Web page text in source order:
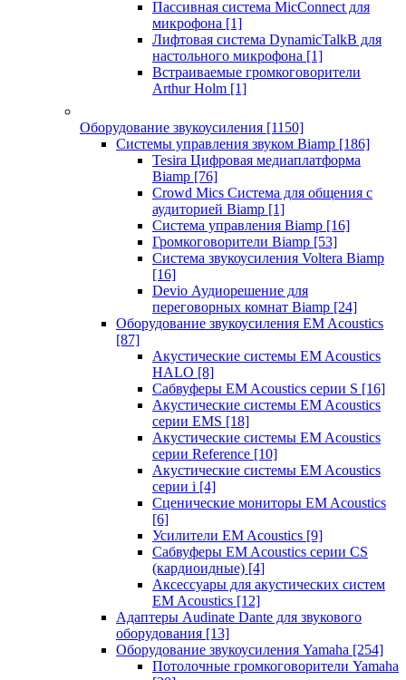
Пассивная система MicConnect для
микрофона [1]
Лифтовая система DynamicTalkB для
настольного микрофона [1]
Встраиваемые громкоговорители
Arthur Holm [1]
Оборудование звукоусиления [1150]
Системы управления звуком Biamp [186]
Tesira Цифровая медиаплатформа
Biamp [76]
Crowd Mics Система для общения с
аудиторией Biamp [1]
Система управления Biamp [16]
Громкоговорители Biamp [53]
Система звукоусиления Voltera Biamp
[16]
Devio Аудиорешение для
переговорных комнат Biamp [24]
Оборудование звукоусиления EM Acoustics
[87]
Акустические системы EM Acoustics
HALO [8]
Сабвуферы EM Acoustics серии S [16]
Акустические системы EM Acoustics
серии EMS [18]
Акустические системы EM Acoustics
серии Reference [10]
Акустические системы EM Acoustics
серии i [4]
Сценические мониторы EM Acoustics
[6]
Усилители EM Acoustics [9]
Сабвуферы EM Acoustics серии CS
(кардиоидные) [4]
Аксессуары для акустических систем
EM Acoustics [12]
Адаптеры Audinate Dante для звукового
оборудования [13]
Оборудование звукоусиления Yamaha [254]
Потолочные громкоговорители Yamaha